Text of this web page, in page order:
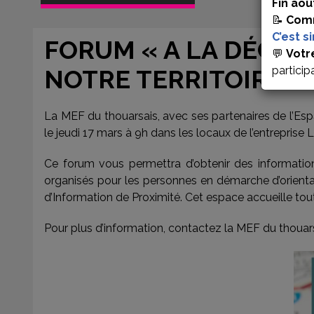
Fin
📝
C’est
💬
FORUM « A LA
NOTRE TERRITOIRE »
La MEF du thouarsais, avec ses partenaires de
le jeudi 17 mars à 9h dans les locaux de
Ce forum vous permettra d’obtenir des
organisés pour les personnes en démarche
d’Information de Proximité. Cet espace accueille
Pour plus d’information, contactez la MEF du